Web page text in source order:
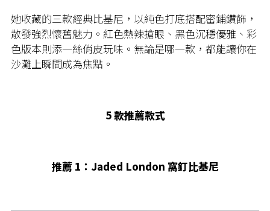
她收藏的三款經典比基尼，以純色打底搭配密鋪鑽飾，
散發強烈懷舊魅力。紅色熱辣搶眼、黑色沉穩優雅、彩
色版本則添一絲俏皮玩味。無論是哪一款，都能讓你在
沙灘上瞬間成為焦點。
5 款推薦款式
推薦 1：Jaded London 窩釘比基尼